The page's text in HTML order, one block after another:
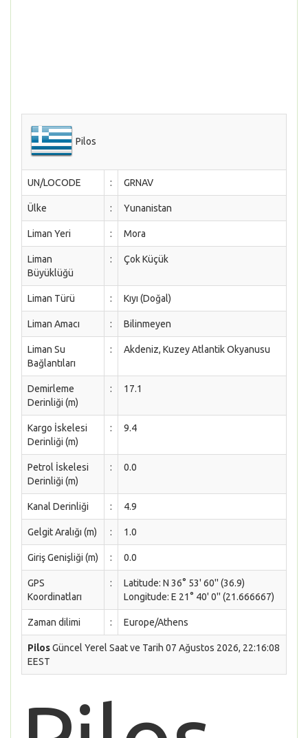
Pilos
UN/LOCODE : GRNAV
Ülke : Yunanistan
Liman Yeri : Mora
Liman
Büyüklüğü
: Çok Küçük
Liman Türü : Kıyı (Doğal)
Liman Amacı : Bilinmeyen
Liman Su
Bağlantıları
: Akdeniz, Kuzey Atlantik Okyanusu
Demirleme
Derinliği (m)
: 17.1
Kargo İskelesi
Derinliği (m)
: 9.4
Petrol İskelesi
Derinliği (m)
: 0.0
Kanal Derinliği : 4.9
Gelgit Aralığı (m) : 1.0
Giriş Genişliği (m) : 0.0
GPS
Koordinatları
:
Latitude: N 36° 53' 60'' (36.9)
Longitude: E 21° 40' 0'' (21.666667)
Zaman dilimi : Europe/Athens
PilosGüncel Yerel Saat ve Tarih 07 Ağustos 2026, 22:16:08
EEST